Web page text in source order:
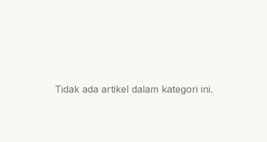
Tidak ada artikel dalam kategori ini.